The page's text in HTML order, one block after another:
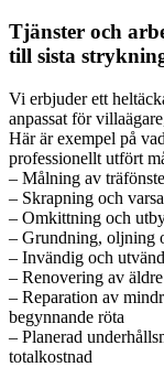
Tjänster och
till sista
Vi erbjuder ett
anpassat för
Här är exempel på
professionellt utfört
– Målning av
– Skrapning och
– Omkittning och
– Grundning, oljning
– Invändig och
– Renovering av
– Reparation av
begynnande röta
– Planerad
totalkostnad